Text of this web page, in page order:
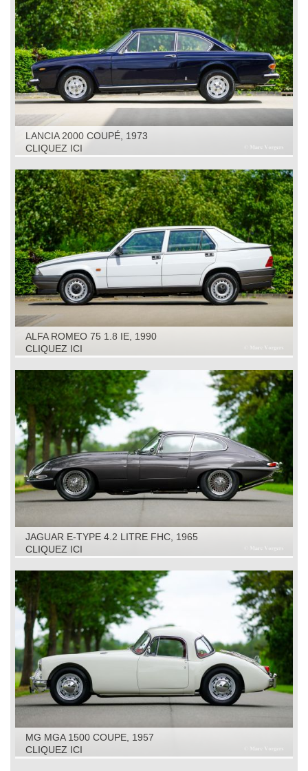
LANCIA 2000 COUPÉ, 1973
CLIQUEZ ICI
ALFA ROMEO 75 1.8 IE, 1990
CLIQUEZ ICI
JAGUAR E-TYPE 4.2 LITRE FHC, 1965
CLIQUEZ ICI
MG MGA 1500 COUPE, 1957
CLIQUEZ ICI